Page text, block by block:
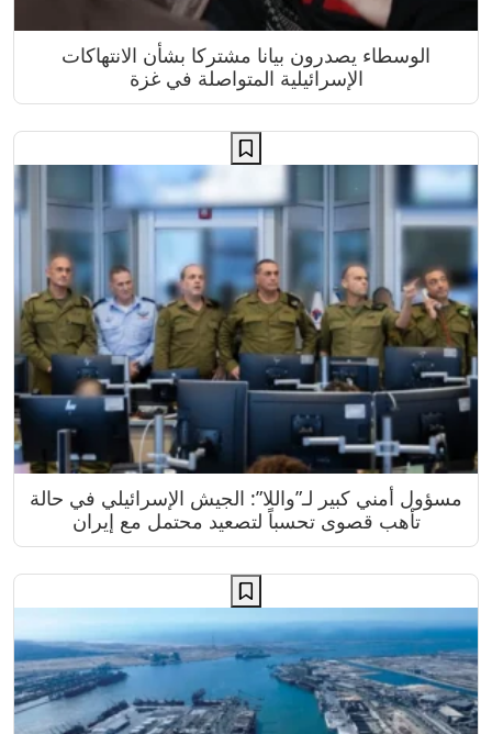
الوسطاء يصدرون بيانا مشتركا بشأن الانتهاكات
الإسرائيلية المتواصلة في غزة
مسؤول أمني كبير لـ”واللا”: الجيش الإسرائيلي في حالة
تأهب قصوى تحسباً لتصعيد محتمل مع إيران